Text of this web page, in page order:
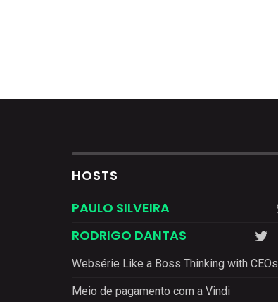
HOSTS
PAULO SILVEIRA
RODRIGO DANTAS
Websérie Like a Boss Thinking with CEOs
Meio de pagamento com a Vindi